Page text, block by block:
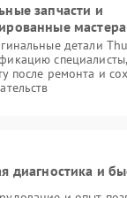
запчасти и
мастера
детали
специалисты,
после ремонта и
диагностика и